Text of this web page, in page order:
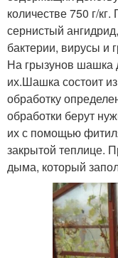
количестве 750 г/
сернистый
бактерии, вирусы и
На грызунов шашка
их.Шашка состоит
обработку
обработки берут
их с помощью
закрытой теплице.
дыма, который